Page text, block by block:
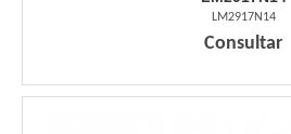
LM2917N14
Consultar